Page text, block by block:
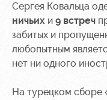
Сергея Ковальца
ничьих и 9 встреч
забитых и
любопытным
нет ни одного
На турецком сборе